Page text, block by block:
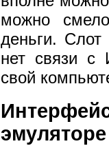
можно
деньги.
нет связи с
свой